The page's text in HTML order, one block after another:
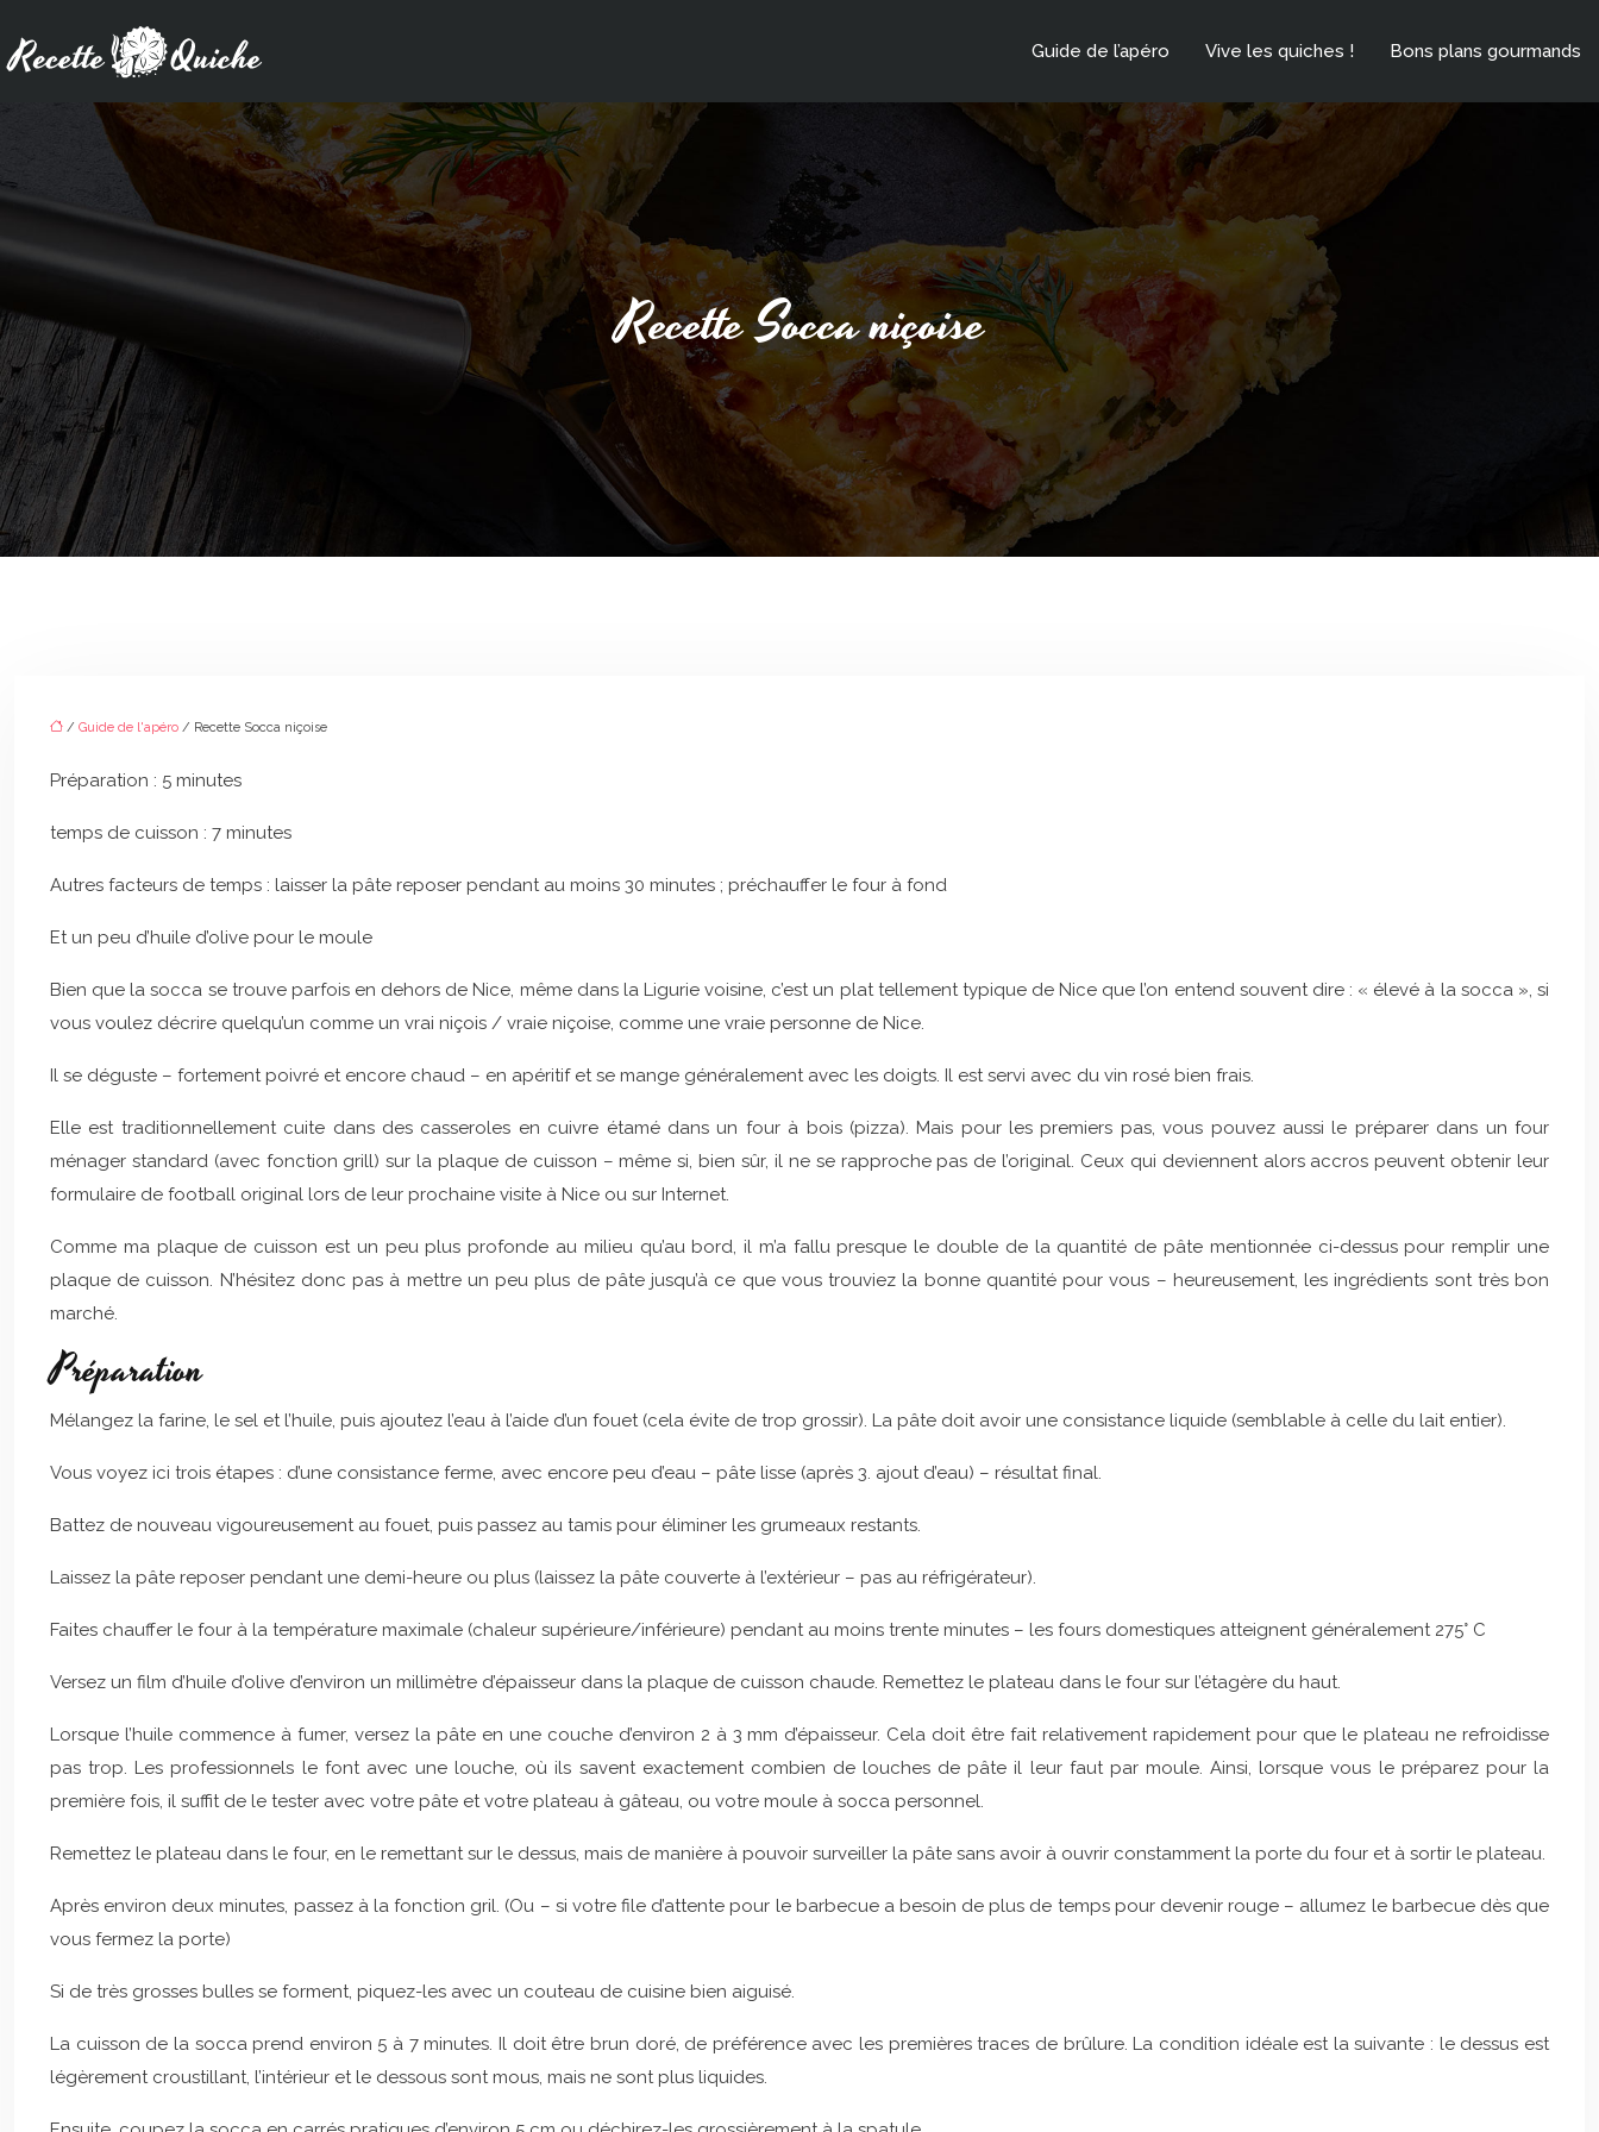
Guide de l’apéro Vive les quiches ! Bons plans gourmands
Recette Socca niçoise
/ Guide de l'apéro / Recette Socca niçoise
Préparation : 5 minutes
temps de cuisson : 7 minutes
Autres facteurs de temps : laisser la pâte reposer pendant au moins 30 minutes ; préchauffer le four à fond
Et un peu d’huile d’olive pour le moule
Bien que la socca se trouve parfois en dehors de Nice, même dans la Ligurie voisine, c’est un plat tellement typique de Nice que l’on entend souvent dire : « élevé à la socca », si
vous voulez décrire quelqu’un comme un vrai niçois / vraie niçoise, comme une vraie personne de Nice.
Il se déguste – fortement poivré et encore chaud – en apéritif et se mange généralement avec les doigts. Il est servi avec du vin rosé bien frais.
Elle est traditionnellement cuite dans des casseroles en cuivre étamé dans un four à bois (pizza). Mais pour les premiers pas, vous pouvez aussi le préparer dans un four
ménager standard (avec fonction grill) sur la plaque de cuisson – même si, bien sûr, il ne se rapproche pas de l’original. Ceux qui deviennent alors accros peuvent obtenir leur
formulaire de football original lors de leur prochaine visite à Nice ou sur Internet.
Comme ma plaque de cuisson est un peu plus profonde au milieu qu’au bord, il m’a fallu presque le double de la quantité de pâte mentionnée ci-dessus pour remplir une
plaque de cuisson. N’hésitez donc pas à mettre un peu plus de pâte jusqu’à ce que vous trouviez la bonne quantité pour vous – heureusement, les ingrédients sont très bon
marché.
Préparation
Mélangez la farine, le sel et l’huile, puis ajoutez l’eau à l’aide d’un fouet (cela évite de trop grossir). La pâte doit avoir une consistance liquide (semblable à celle du lait entier).
Vous voyez ici trois étapes : d’une consistance ferme, avec encore peu d’eau – pâte lisse (après 3. ajout d’eau) – résultat final.
Battez de nouveau vigoureusement au fouet, puis passez au tamis pour éliminer les grumeaux restants.
Laissez la pâte reposer pendant une demi-heure ou plus (laissez la pâte couverte à l’extérieur – pas au réfrigérateur).
Faites chauffer le four à la température maximale (chaleur supérieure/inférieure) pendant au moins trente minutes – les fours domestiques atteignent généralement 275° C
Versez un film d’huile d’olive d’environ un millimètre d’épaisseur dans la plaque de cuisson chaude. Remettez le plateau dans le four sur l’étagère du haut.
Lorsque l’huile commence à fumer, versez la pâte en une couche d’environ 2 à 3 mm d’épaisseur. Cela doit être fait relativement rapidement pour que le plateau ne refroidisse
pas trop. Les professionnels le font avec une louche, où ils savent exactement combien de louches de pâte il leur faut par moule. Ainsi, lorsque vous le préparez pour la
première fois, il suffit de le tester avec votre pâte et votre plateau à gâteau, ou votre moule à socca personnel.
Remettez le plateau dans le four, en le remettant sur le dessus, mais de manière à pouvoir surveiller la pâte sans avoir à ouvrir constamment la porte du four et à sortir le plateau.
Après environ deux minutes, passez à la fonction gril. (Ou – si votre file d’attente pour le barbecue a besoin de plus de temps pour devenir rouge – allumez le barbecue dès que
vous fermez la porte)
Si de très grosses bulles se forment, piquez-les avec un couteau de cuisine bien aiguisé.
La cuisson de la socca prend environ 5 à 7 minutes. Il doit être brun doré, de préférence avec les premières traces de brûlure. La condition idéale est la suivante : le dessus est
légèrement croustillant, l’intérieur et le dessous sont mous, mais ne sont plus liquides.